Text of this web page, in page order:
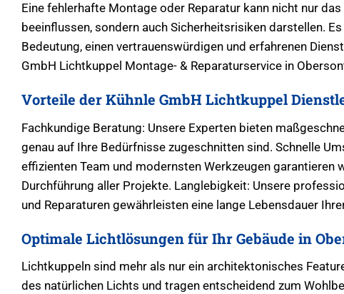
Eine fehlerhafte Montage oder Reparatur kann nicht nur
beeinflussen, sondern auch Sicherheitsrisiken darstellen.
Bedeutung, einen vertrauenswürdigen und erfahrenen
GmbH Lichtkuppel Montage- & Reparaturservice in
Vorteile der Kühnle GmbH Lichtkuppel
Fachkundige Beratung: Unsere Experten bieten
genau auf Ihre Bedürfnisse zugeschnitten sind. Schnelle
effizienten Team und modernsten Werkzeugen garantieren
Durchführung aller Projekte. Langlebigkeit: Unsere
und Reparaturen gewährleisten eine lange Lebensdauer
Optimale Lichtlösungen für Ihr Gebäude in
Lichtkuppeln sind mehr als nur ein architektonisches
des natürlichen Lichts und tragen entscheidend zum